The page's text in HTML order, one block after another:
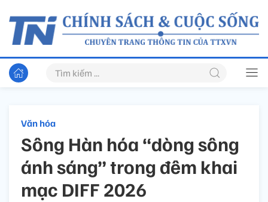
Văn hóa
Sông Hàn hóa “dòng sông
ánh sáng” trong đêm khai
mạc DIFF 2026